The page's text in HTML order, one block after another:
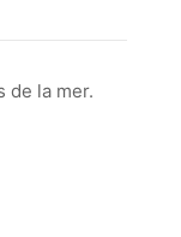
de la mer.